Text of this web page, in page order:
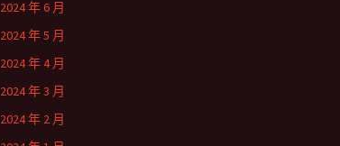
2024 年 6 月
2024 年 5 月
2024 年 4 月
2024 年 3 月
2024 年 2 月